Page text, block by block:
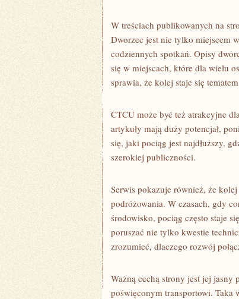
W treściach publikowanych na
Dworzec jest nie tylko miejscem
codziennych spotkań. Opisy
się w miejscach, które dla wielu
sprawia, że kolej staje się
CTCU może być też atrakcyjne
artykuły mają duży potencjał,
się, jaki pociąg jest najdłuższy,
szerokiej publiczności.
Serwis pokazuje również, że
podróżowania. W czasach, gdy
środowisko, pociąg często staje
poruszać nie tylko kwestie
zrozumieć, dlaczego rozwój
Ważną cechą strony jest jej
poświęconym transportowi. Taka